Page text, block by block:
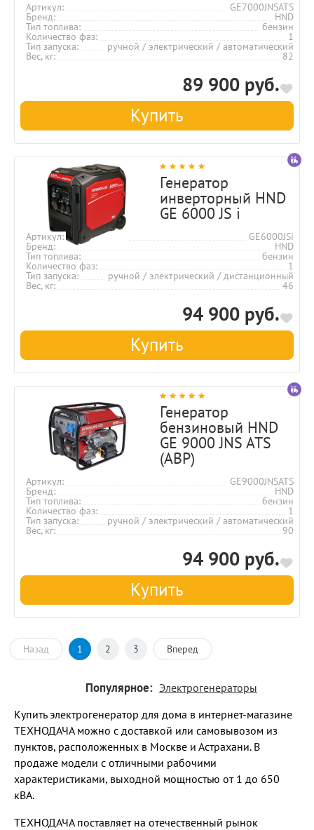
Артикул GE7000JNSATS
Бренд HND
Тип топлива бензин
Количество фаз 1
Тип запуска ручной / электрический / автоматический
Вес, кг 82
89 900 руб.
Купить
Генератор
инверторный HND
GE 6000 JS i
Артикул GE6000JSi
Бренд HND
Тип топлива бензин
Количество фаз 1
Тип запуска ручной / электрический / дистанционный
Вес, кг 46
94 900 руб.
Купить
Генератор
бензиновый HND
GE 9000 JNS ATS
(АВР)
Артикул GE9000JNSATS
Бренд HND
Тип топлива бензин
Количество фаз 1
Тип запуска ручной / электрический / автоматический
Вес, кг 90
94 900 руб.
Купить
Назад 1 2 3 Вперед
Популярное: Электрогенераторы
Купить электрогенератор для дома в интернет-магазине
ТЕХНОДАЧА можно с доставкой или самовывозом из
пунктов, расположенных в Москве и Астрахани. В
продаже модели с отличными рабочими
характеристиками, выходной мощностью от 1 до 650
кВА.
ТЕХНОДАЧА поставляет на отечественный рынок